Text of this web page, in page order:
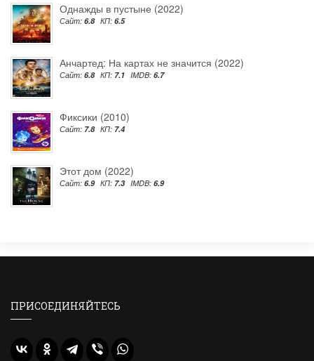
Однажды в пустыне (2022)
Сайт: 6.8 КП: 6.5
Анчартед: На картах не значится (2022)
Сайт: 6.8 КП: 7.1 IMDB: 6.7
Фиксики (2010)
Сайт: 7.8 КП: 7.4
Этот дом (2022)
Сайт: 6.9 КП: 7.3 IMDB: 6.9
ПРИСОЕДИНЯЙТЕСЬ